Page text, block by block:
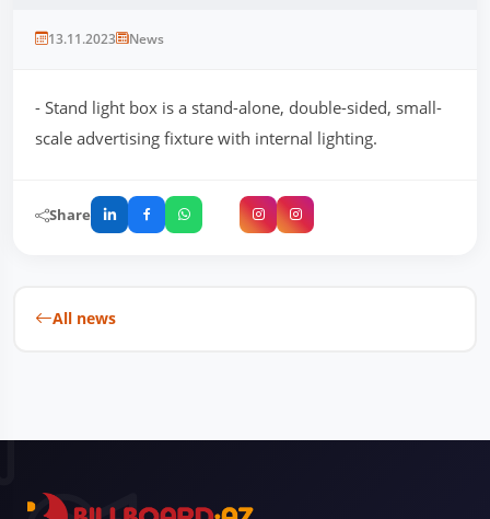
13.11.2023 News
- Stand light box is a stand-alone, double-sided, small-
scale advertising fixture with internal lighting.
Share
All news